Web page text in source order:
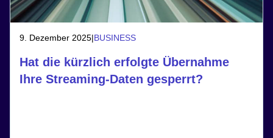
9. Dezember 2025|BUSINESS
Hat die kürzlich erfolgte Übernahme
Ihre Streaming-Daten gesperrt?